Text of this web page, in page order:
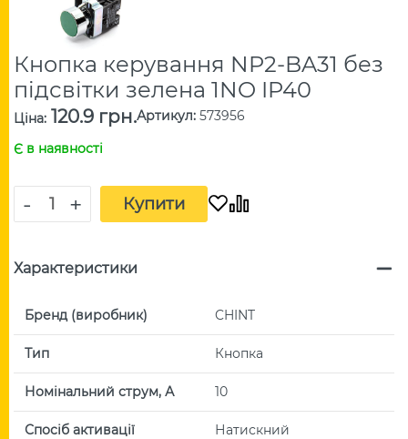
Кнопка керування NP2-BA31 без
підсвітки зелена 1NO IP40
Ціна: 120.9 грн.Артикул: 573956
Є в наявності
- + Купити
Характеристики
Бренд (виробник) CHINT
Тип Кнопка
Номінальний струм, А 10
Спосіб активації Натискний